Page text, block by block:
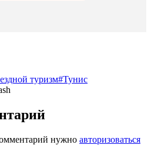
туризм#Тунис
нужно авторизоваться